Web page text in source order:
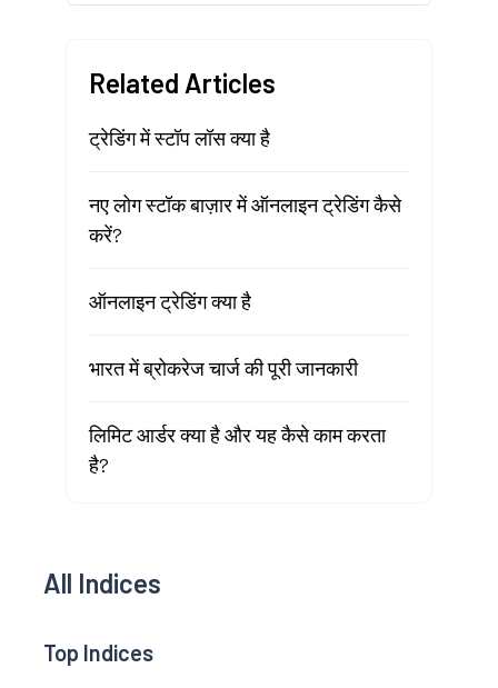
Related Articles
ट्रेडिंग में स्टॉप लॉस क्या है
नए लोग स्टॉक बाज़ार में ऑनलाइन ट्रेडिंग कैसे
करें?
ऑनलाइन ट्रेडिंग क्या है
भारत में ब्रोकरेज चार्ज की पूरी जानकारी
लिमिट आर्डर क्या है और यह कैसे काम करता
है?
All Indices
Top Indices